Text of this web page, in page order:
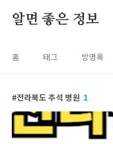
알면 좋은 정보
홈 태그 방명록
전라북도 추석 병원 1